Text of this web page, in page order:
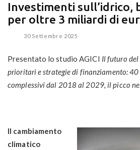
Investimenti sull’idrico,
per oltre 3 miliardi di
30 Settembre 2025
Presentato lo studio AGICI Il futuro del
prioritari e strategie di finanziamento:40
complessivi dal 2018 al 2029, il picco
Il cambiamento
climatico